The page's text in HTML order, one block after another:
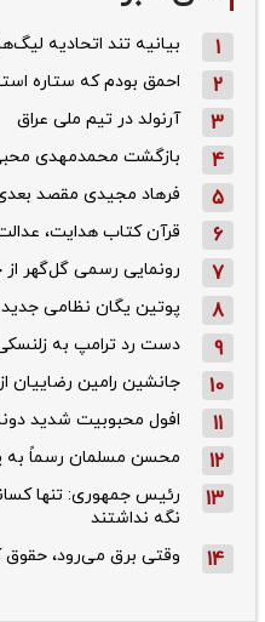
1 بیانیه تند اتحادیه
2 احمق بودم که ستاره
3 آرنولد در تیم ملی عراق
4 بازگشت محمدمهدی
5 فرهاد مجیدی مقصد
6 قرآن کتاب هدایت،
7 رونمایی رسمی گل‌گهر
8 پوتین یگان نظامی
9 دست رد ترامپ به
10 جانشین رامین رضاییان
11 افول محبوبیت شدید
12 محسن مسلمان رسماً
13
رئیس جمهوری: تنها
نگه نداشتند
14 وقتی برق می‌رود، حقوق